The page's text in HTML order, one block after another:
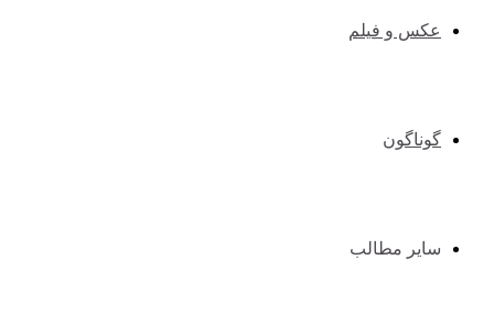
عکس و فیلم
گوناگون
سایر مطالب